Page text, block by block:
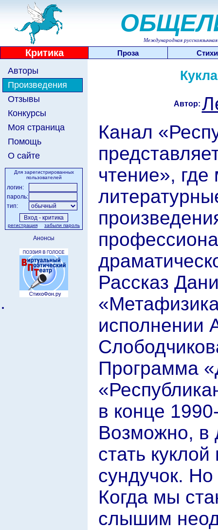
Международная
Критика Проза Стихи
Авторы
Произведения
Отзывы
Конкурсы
Моя страница
Помощь
О сайте
Для зарегистрированных
пользователей
логин:
пароль:
тип:
регистрация забыли пароль
Анонсы
Автор:
Канал
чтение»,
Рассказ
исполнении
Программа
в конце
Возможно, в
стать
сундучок.
Когда мы
слышим